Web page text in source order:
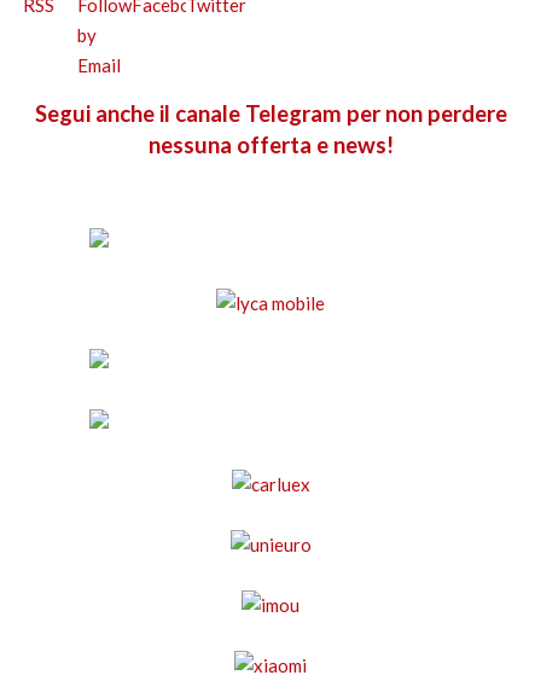
Segui anche il canale Telegram per non perdere
nessuna offerta e news!